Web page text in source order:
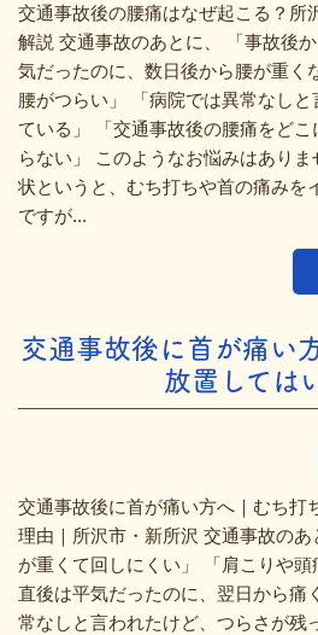
交通事故後の腰痛はなぜ起こる？所
解説 交通事故のあとに、 「事故後
気だったのに、数日後から腰が重く
腰がつらい」 「病院では異常なし
ている」 「交通事故後の腰痛をど
らない」 このようなお悩みはあり
状というと、むち打ちや首の痛みを
ですが...
交通事故後に首が痛い
放置しては
交通事故後に首が痛い方へ｜むち打
理由｜所沢市・新所沢 交通事故の
が重くて回しにくい」 「肩こりや
直後は平気だったのに、翌日から痛
常なしと言われたけど、つらさが残